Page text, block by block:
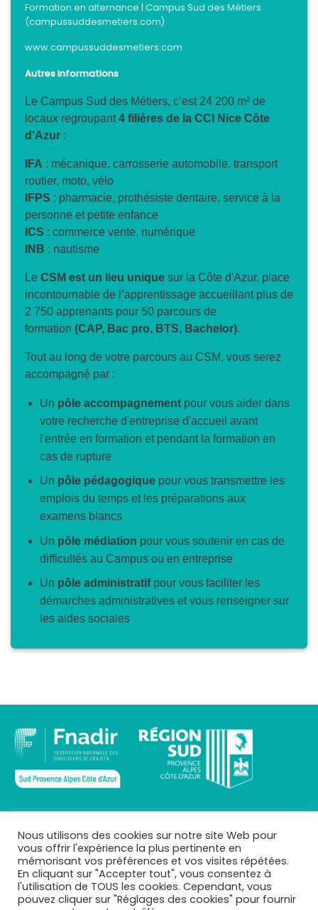
Formation en alternance | Campus Sud des Métiers
(campussuddesmetiers.com)
www.campussuddesmetiers.com
Autres informations
Le Campus Sud des Métiers, c’est 24 200 m² de
locaux regroupant 4 filières de la CCI Nice Côte
d'Azur :
IFA : mécanique, carrosserie automobile, transport
routier, moto, vélo
IFPS : pharmacie, prothésiste dentaire, service à la
personne et petite enfance
ICS : commerce vente, numérique
INB : nautisme
Le CSM est un lieu unique sur la Côte d'Azur, place
incontournable de l’apprentissage accueillant plus de
2 750 apprenants pour 50 parcours de
formation (CAP, Bac pro, BTS, Bachelor).
Tout au long de votre parcours au CSM, vous serez
accompagné par :
Un pôle accompagnementpour vous aider dans
votre recherche d'entreprise d'accueil avant
l'entrée en formation et pendant la formation en
cas de rupture
Un pôle pédagogiquepour vous transmettre les
emplois du temps et les préparations aux
examens blancs
Un pôle médiation pour vous soutenir en cas de
difficultés au Campus ou en entreprise
Un pôle administratifpour vous faciliter les
démarches administratives et vous renseigner sur
les aides sociales
Qui sommes-nous ?
Mentions légales
Téléchargements
Mes CFA
Nous utilisons des cookies sur notre site Web pour
vous offrir l'expérience la plus pertinente en
mémorisant vos préférences et vos visites répétées.
En cliquant sur "Accepter tout", vous consentez à
l'utilisation de TOUS les cookies. Cependant, vous
pouvez cliquer sur "Réglages des cookies" pour fournir